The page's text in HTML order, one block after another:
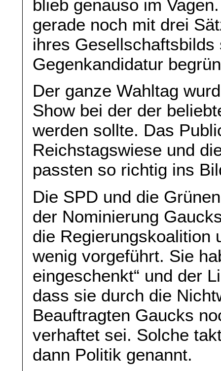
blieb genauso im
gerade noch mit drei
ihres
Gegenkandidatur
Der ganze Wahltag
Show bei der der
werden sollte. Das
Reichstagswiese und
passten so richtig ins
Die SPD und die
der Nominierung
die Regierungskoalition
wenig vorgeführt. Sie
eingeschenkt“ und der
dass sie durch die
Beauftragten Gaucks
verhaftet sei. Solche
dann Politik genannt.